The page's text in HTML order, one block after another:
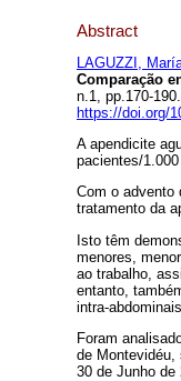
Abstract
LAGUZZI,
Comparação
n.1, pp.170-
https://doi.org/
A apendicite
pacientes/
Com o advento
tratamento da
Isto têm
menores,
ao trabalho,
entanto,
intra-abdominais.
Foram
de Montevidéu,
30 de Junho de